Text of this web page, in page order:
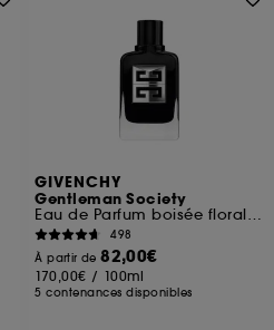
GIVENCHY
Gentleman Society
Eau de Parfum boisée florale aromatique pour homme
498
À partir de82,00€
170,00€ / 100ml
5 contenances disponibles